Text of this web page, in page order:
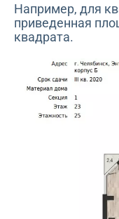
Например, для
приведенная
квадрата.